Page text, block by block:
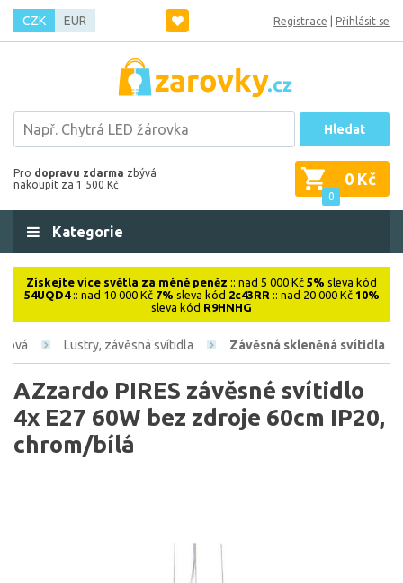
CZK EUR Registrace Přihlásit se
Hledat
Pro dopravu zdarma zbývá
nakoupit za 1 500 Kč
0
0 Kč
Kategorie
Získejte více světla za méně peněz :: nad 5 000 Kč 5% sleva kód
54UQD4:: nad 10 000 Kč 7% sleva kód 2c43RR :: nad 20 000 Kč 10%
sleva kód R9HNHG
Lustry, závěsná svítidla Závěsná skleněná svítidla
AZzardo PIRES závěsné svítidlo
4x E27 60W bez zdroje 60cm IP20,
chrom/bílá